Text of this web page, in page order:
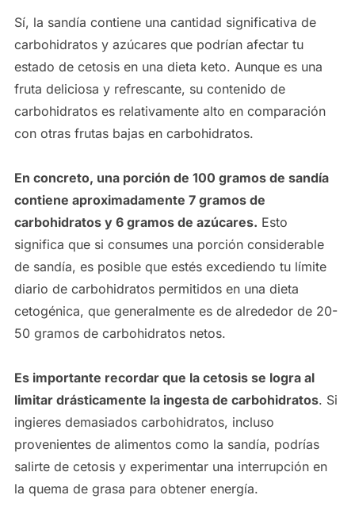
Sí, la sandía contiene una cantidad significativa de
carbohidratos y azúcares que podrían afectar tu
estado de cetosis en una dieta keto. Aunque es una
fruta deliciosa y refrescante, su contenido de
carbohidratos es relativamente alto en comparación
con otras frutas bajas en carbohidratos.
En concreto, una porción de 100 gramos de sandía
contiene aproximadamente 7 gramos de
carbohidratos y 6 gramos de azúcares. Esto
significa que si consumes una porción considerable
de sandía, es posible que estés excediendo tu límite
diario de carbohidratos permitidos en una dieta
cetogénica, que generalmente es de alrededor de 20-
50 gramos de carbohidratos netos.
Es importante recordar que la cetosis se logra al
limitar drásticamente la ingesta de carbohidratos. Si
ingieres demasiados carbohidratos, incluso
provenientes de alimentos como la sandía, podrías
salirte de cetosis y experimentar una interrupción en
la quema de grasa para obtener energía.